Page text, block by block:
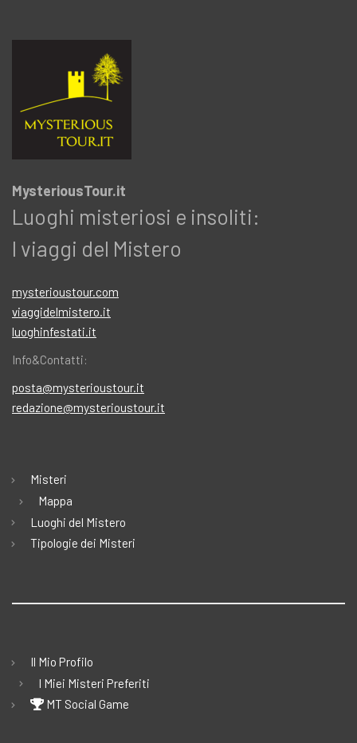
MysteriousTour.it
Luoghi misteriosi e insoliti:
I viaggi del Mistero
mysterioustour.com
viaggidelmistero.it
luoghinfestati.it
Info&Contatti:
posta@mysterioustour.it
redazione@mysterioustour.it
Misteri
Mappa
Luoghi del Mistero
Tipologie dei Misteri
Il Mio Profilo
I Miei Misteri Preferiti
MT Social Game